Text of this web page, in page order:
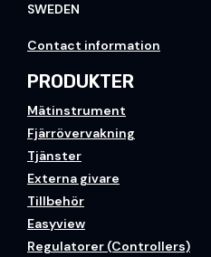
SWEDEN
Contact information
PRODUKTER
Mätinstrument
Fjärrövervakning
Tjänster
Externa givare
Tillbehör
Easyview
Regulatorer (Controllers)